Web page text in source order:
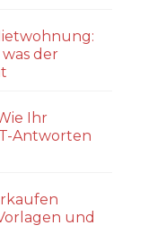
der
Ihr
Antworten
und